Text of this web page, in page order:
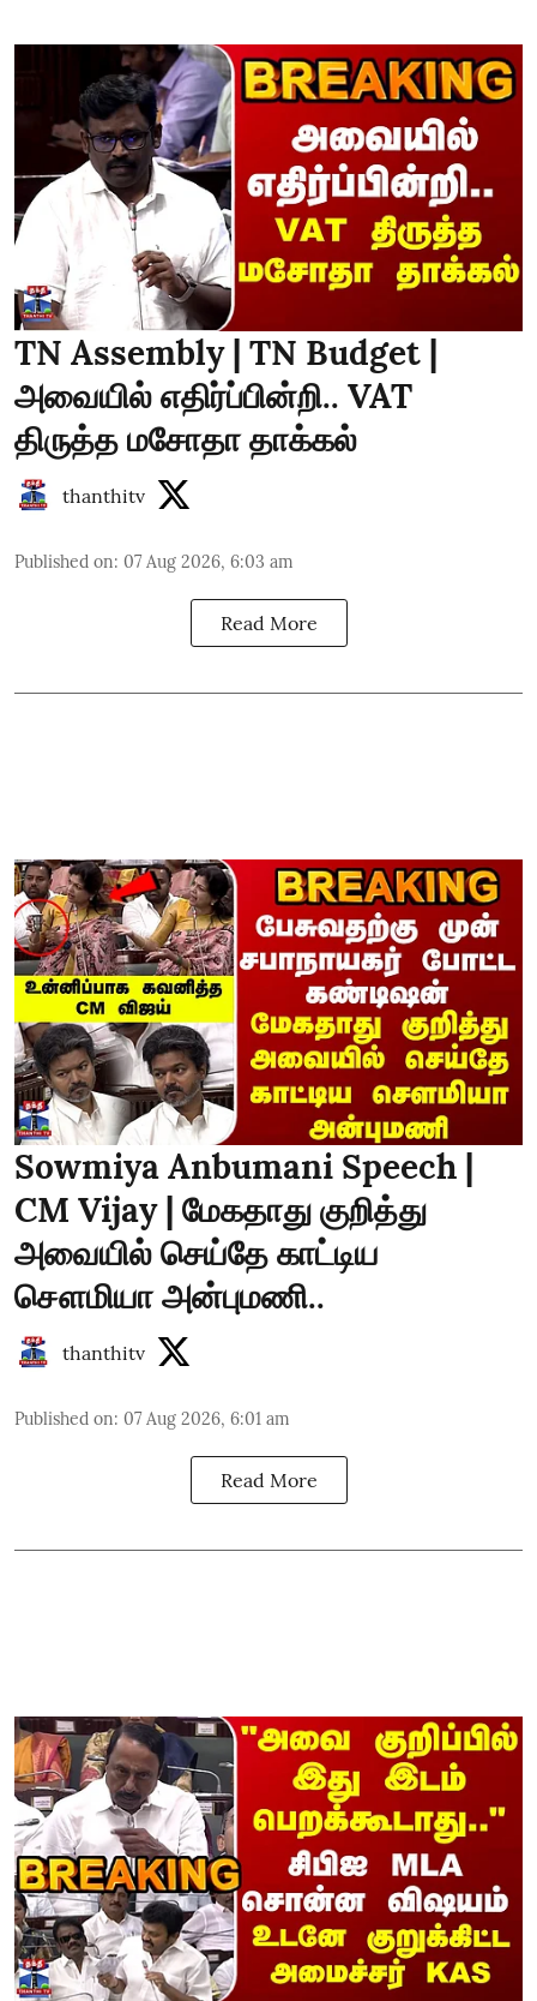
TN Assembly | TN Budget |
அவையில் எதிர்ப்பின்றி.. VAT
திருத்த மசோதா தாக்கல்
thanthitv
Published on: 07 Aug 2026, 6:03 am
Read More
Sowmiya Anbumani Speech |
CM Vijay | மேகதாது குறித்து
அவையில் செய்தே காட்டிய
சௌமியா அன்புமணி..
thanthitv
Published on: 07 Aug 2026, 6:01 am
Read More